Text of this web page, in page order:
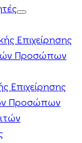
Επιχείρησης
Προσώπων
Επιχείρησης
Προσώπων